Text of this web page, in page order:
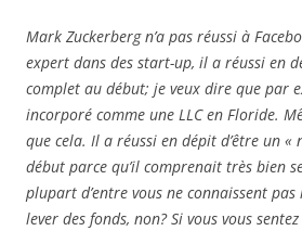
Mark Zuckerberg n’a pas réussi à
expert dans des start-up, il a réussi en
complet au début; je veux dire que par
incorporé comme une LLC en Floride.
que cela. Il a réussi en dépit d’être un «
début parce qu’il comprenait très bien
plupart d’entre vous ne connaissent
lever des fonds, non? Si vous vous